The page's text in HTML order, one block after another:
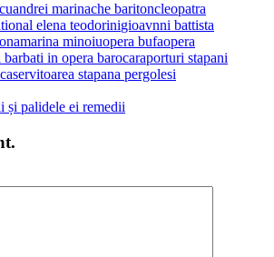
andrei marinache baritoncleopatra
elena teodorinigioavnni battista
marina minoiuopera bufaopera
in opera barocaraporturi stapani
servitoarea stapana pergolesi
și palidele ei remedii